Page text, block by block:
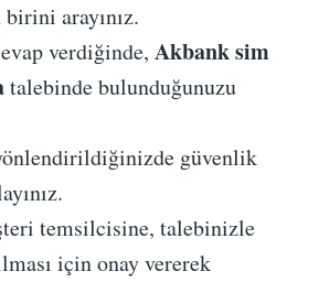
arayınız.
verdiğinde, Akbank sim
talebinde bulunduğunuzu
güvenlik
temsilcisine, talebinizle
için onay vererek